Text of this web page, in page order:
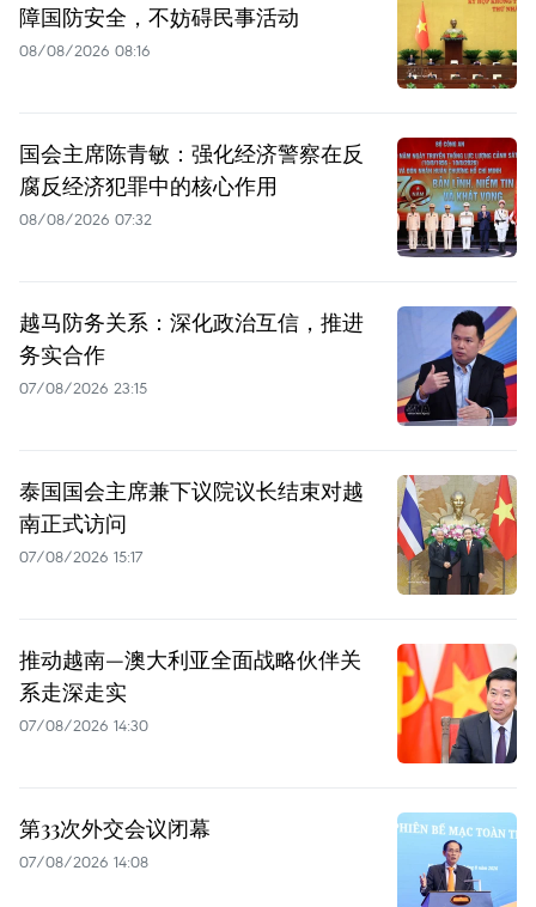
障国防安全，不妨碍民事活动
08/08/2026 08:16
国会主席陈青敏：强化经济警察在反
腐反经济犯罪中的核心作用
08/08/2026 07:32
越马防务关系：深化政治互信，推进
务实合作
07/08/2026 23:15
泰国国会主席兼下议院议长结束对越
南正式访问
07/08/2026 15:17
推动越南—澳大利亚全面战略伙伴关
系走深走实
07/08/2026 14:30
第33次外交会议闭幕
07/08/2026 14:08